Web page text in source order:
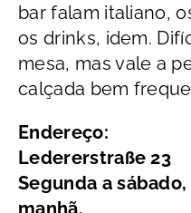
bar falam italiano,
os drinks, idem.
mesa, mas vale a
calçada bem
Endereço:
Ledererstraße 23
Segunda a
manhã.